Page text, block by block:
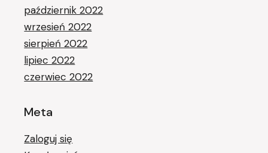
październik 2022
wrzesień 2022
sierpień 2022
lipiec 2022
czerwiec 2022
Meta
Zaloguj się